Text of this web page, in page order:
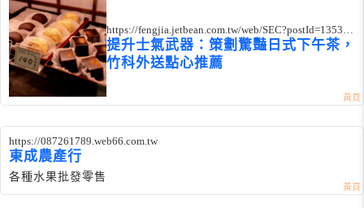
https://fengjia.jetbean.com.tw/web/SEC?postId=135375
1
提升士氣武器：策劃驚豔日式下午茶，
竹科外送點心推薦
https://087261789.web66.com.tw
東成農產行
各種水果批發零售